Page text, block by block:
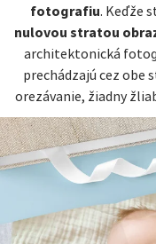
fotografiu. Keďže
nulovou stratou
architektonická
prechádzajú cez obe
orezávanie, žiadny